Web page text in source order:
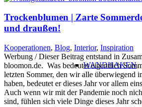
WANDHAKEN
Trockenblumen | Zarte
und draußen!
Kooperationen, Blog, Interior, Inspiration
Werbung / Dieser Beitrag entstand in
bloomon.de. Was bedeutet eigentlich
letzten Sommer, den wir alle überwiegend
haben, bedeutet er dieses Jahr vor allem
Auch wenn wir mit der Pandemie noch
sind, fühlen sich viele Dinge dieses Jahr